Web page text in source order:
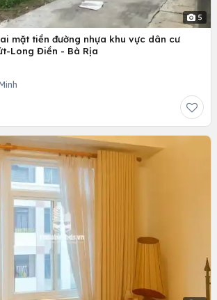
5
mặt tiền đường nhựa khu vực dân cư
Long Điền - Bà Rịa